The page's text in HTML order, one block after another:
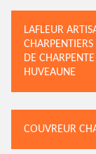
LAFLEUR
DE
HUVEAUNE
COUVREUR